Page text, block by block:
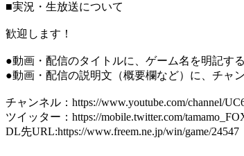
■実況・生放送について
歓迎します！
●動画・配信のタイトルに、ゲーム名を明記する
●動画・配信の説明文（概要欄など）に、チャ
チャンネル：https://www.youtube.com/channel/
ツイッター：https://mobile.twitter.com/
DL先URL:https://www.freem.ne.jp/win/game/24547